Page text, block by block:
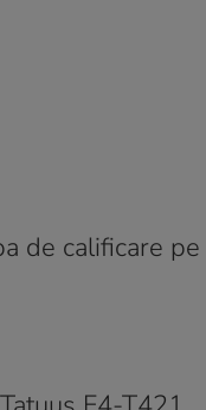
de calificare pe